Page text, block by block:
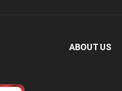
ABOUT US